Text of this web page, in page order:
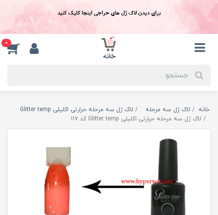
برای دیدن لاک ژل های حراجی اینجا کلیک کنید
0
خانه لاک ژل سه مرحله
لاک ژل سه مرحله حرارتی اکلیلی Glitter temp
لاک ژل سه مرحله حرارتی اکلیلی Glitter temp کد 117